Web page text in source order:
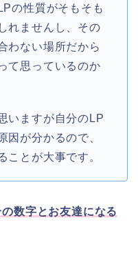
の性質がそもそも
れませんし、その
わない場所だから
て思っているのか
いますが自分のLP
因が分かるので、
ことが大事です。
数字とお友達になる